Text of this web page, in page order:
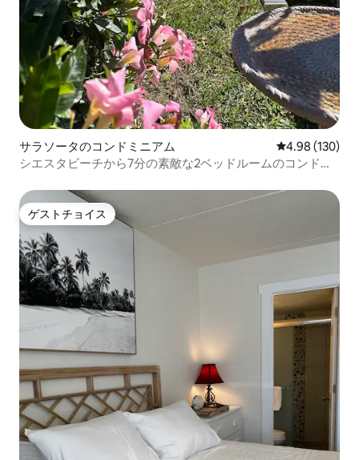
サラソータのコンドミニアム レビュー130
4.98 (130)
シエスタビーチから7分の素敵な2ベッドルームのコンドミ
ゲストチョイス
ゲストチョイス